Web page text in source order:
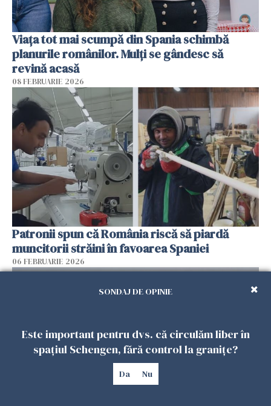
Viața tot mai scumpă din Spania schimbă
planurile românilor. Mulți se gândesc să
revină acasă
08 FEBRUARIE 2026
Patronii spun că România riscă să piardă
muncitorii străini în favoarea Spaniei
06 FEBRUARIE 2026
SONDAJ DE OPINIE
Este important pentru dvs. că circulăm liber în
spațiul Schengen, fără control la granițe?
Da Nu